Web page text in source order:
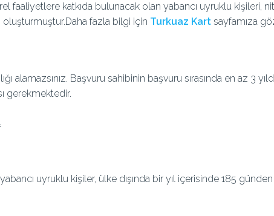
faaliyetlere katkıda bulunacak olan yabancı uyruklu kişileri,
oluşturmuştur.Daha fazla bilgi için Turkuaz Kart sayfamıza
alamazsınız. Başvuru sahibinin başvuru sırasında en az 3
gerekmektedir.
uyruklu kişiler, ülke dışında bir yıl içerisinde 185